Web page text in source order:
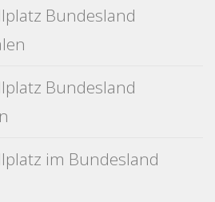
Bundesland
Bundesland
im Bundesland